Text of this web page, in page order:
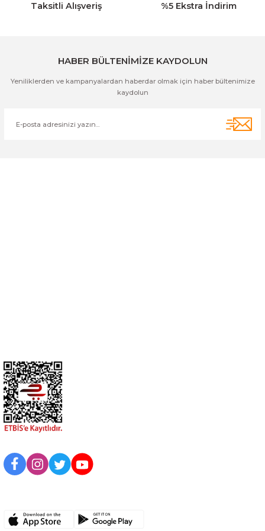
Taksitli Alışveriş %5 Ekstra İndirim
HABER BÜLTENİMİZE KAYDOLUN
Yeniliklerden ve kampanyalardan haberdar olmak için haber bültenimize
kaydolun